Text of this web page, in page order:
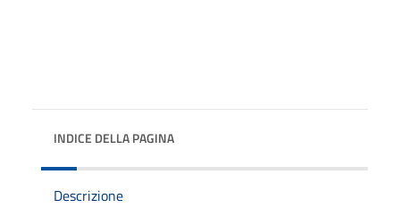
INDICE DELLA PAGINA
Descrizione